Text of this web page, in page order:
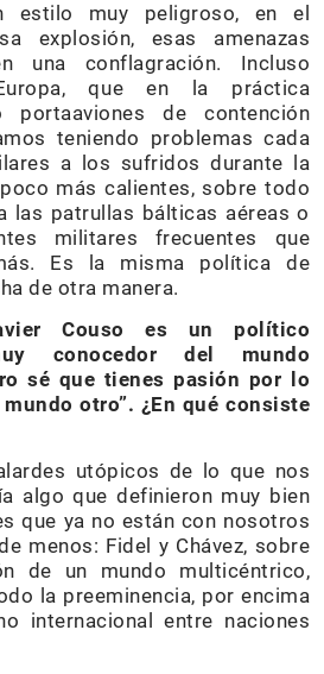
estilo muy peligroso, en el
explosión, esas amenazas
una conflagración. Incluso
que en la práctica
portaaviones de contención
teniendo problemas cada
a los sufridos durante la
más calientes, sobre todo
las patrullas bálticas aéreas o
militares frecuentes que
Es la misma política de
de otra manera.
Couso es un político
conocedor del mundo
sé que tienes pasión por lo
otro”. ¿En qué consiste
utópicos de lo que nos
algo que definieron muy bien
que ya no están con nosotros
menos: Fidel y Chávez, sobre
de un mundo multicéntrico,
la preeminencia, por encima
internacional entre naciones